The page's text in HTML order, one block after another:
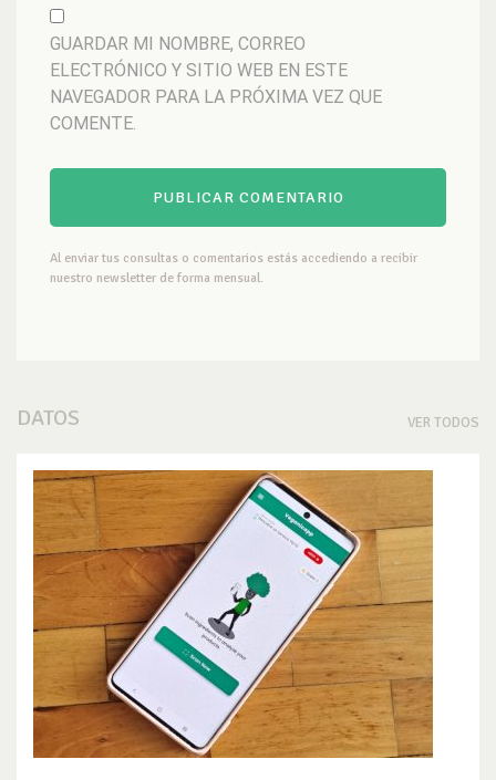
GUARDAR MI NOMBRE, CORREO
ELECTRÓNICO Y SITIO WEB EN ESTE
NAVEGADOR PARA LA PRÓXIMA VEZ QUE
COMENTE.
Al enviar tus consultas o comentarios estás accediendo a recibir
nuestro newsletter de forma mensual.
DATOS VER TODOS